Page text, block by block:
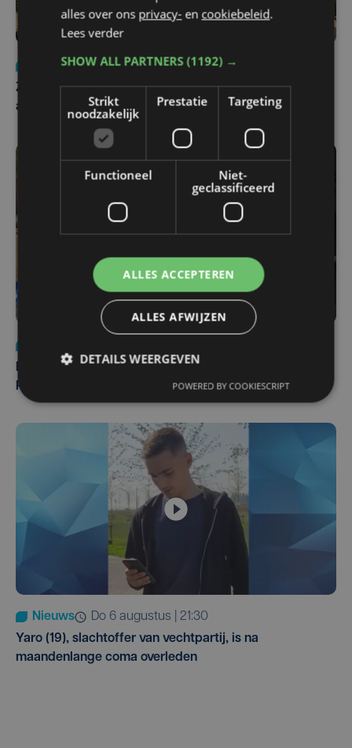
Nieuws Update
za 1 augustus | 17:21
Zwaar ongeval op E403 in Izegem: drie rijstroken
afgesloten
Man en vrouw dood aangetroffen in woning in Sint-
Pieters Brugge
Nieuws
do 6 augustus | 21:30
Yaro (19), slachtoffer van vechtpartij, is na
maandenlange coma overleden
alles over ons privacy- en cookiebeleid.
Lees verder
SHOW ALL PARTNERS(1192) →
Strikt
noodzakelijk
Prestatie Targeting
Functioneel
Niet-
geclassificeerd
ALLES ACCEPTEREN
ALLES AFWIJZEN
DETAILS WEERGEVEN
POWERED BY COOKIESCRIPT